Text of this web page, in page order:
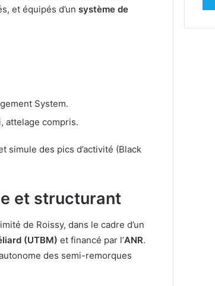
et équipés d’un système de
System.
attelage compris.
simule des pics d’activité (Black
et structurant
de Roissy, dans le cadre d’un
(UTBM) et financé par l’ANR.
des semi-remorques